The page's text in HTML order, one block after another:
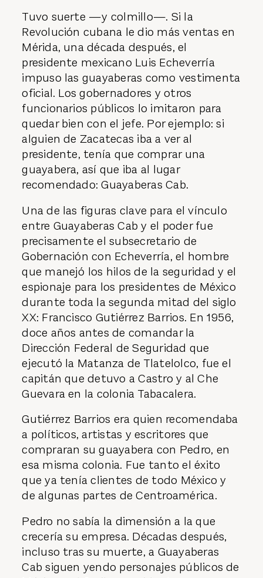
Tuvo suerte —y colmillo—. Si la
Revolución cubana le dio más ventas en
Mérida, una década después, el
presidente mexicano Luis Echeverría
impuso las guayaberas como vestimenta
oficial. Los gobernadores y otros
funcionarios públicos lo imitaron para
quedar bien con el jefe. Por ejemplo: si
alguien de Zacatecas iba a ver al
presidente, tenía que comprar una
guayabera, así que iba al lugar
recomendado: Guayaberas Cab.
Una de las figuras clave para el vínculo
entre Guayaberas Cab y el poder fue
precisamente el subsecretario de
Gobernación con Echeverría, el hombre
que manejó los hilos de la seguridad y el
espionaje para los presidentes de México
durante toda la segunda mitad del siglo
XX: Francisco Gutiérrez Barrios. En 1956,
doce años antes de comandar la
Dirección Federal de Seguridad que
ejecutó la Matanza de Tlatelolco, fue el
capitán que detuvo a Castro y al Che
Guevara en la colonia Tabacalera.
Gutiérrez Barrios era quien recomendaba
a políticos, artistas y escritores que
compraran su guayabera con Pedro, en
esa misma colonia. Fue tanto el éxito
que ya tenía clientes de todo México y
de algunas partes de Centroamérica.
Pedro no sabía la dimensión a la que
crecería su empresa. Décadas después,
incluso tras su muerte, a Guayaberas
Cab siguen yendo personajes públicos de